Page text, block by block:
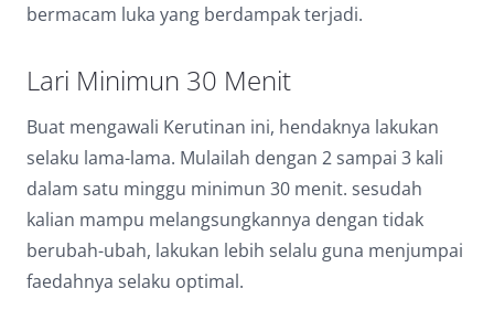
bermacam luka yang berdampak terjadi.
Lari Minimun 30 Menit
Buat mengawali Kerutinan ini, hendaknya lakukan
selaku lama-lama. Mulailah dengan 2 sampai 3 kali
dalam satu minggu minimun 30 menit. sesudah
kalian mampu melangsungkannya dengan tidak
berubah-ubah, lakukan lebih selalu guna menjumpai
faedahnya selaku optimal.